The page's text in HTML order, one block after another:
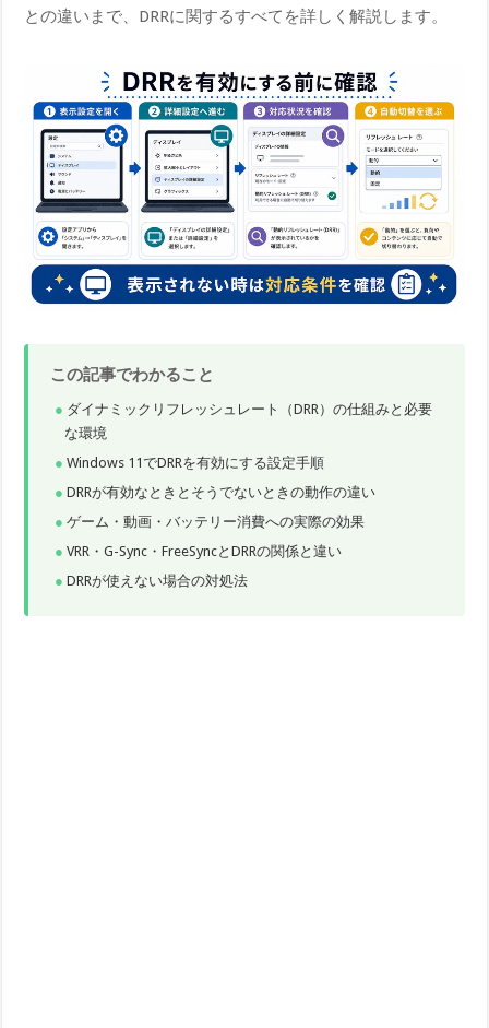
との違いまで、DRRに関するすべてを詳しく解説します。
この記事でわかること
ダイナミックリフレッシュレート（DRR）の仕組みと必要
な環境
Windows 11でDRRを有効にする設定手順
DRRが有効なときとそうでないときの動作の違い
ゲーム・動画・バッテリー消費への実際の効果
VRR・G-Sync・FreeSyncとDRRの関係と違い
DRRが使えない場合の対処法